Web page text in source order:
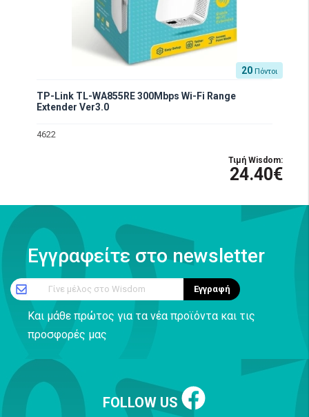
20 Πόντοι
TP-Link TL-WA855RE 300Mbps Wi-Fi Range
Extender Ver3.0
4622
Τιμή Wisdom:
24.40€
Εγγραφείτε στο newsletter
Γίνε μέλος στο Wisdom Εγγραφή
Και μάθε πρώτος για τα νέα προϊόντα και τις
προσφορές μας
FOLLOW US